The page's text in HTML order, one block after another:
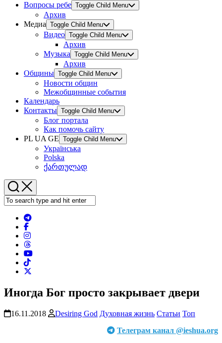
Вопросы ребе Toggle Child Menu
Архив
Медиа Toggle Child Menu
Видео Toggle Child Menu
Архив
Музыка Toggle Child Menu
Архив
Общины Toggle Child Menu
Новости общин
Межобщинные события
Календарь
Контакты Toggle Child Menu
Блог портала
Как помочь сайту
PL UA GE Toggle Child Menu
Українська
Polska
ქართულად
Иногда Бог просто закрывает двери
16.11.2018 Desiring God Духовная жизнь Статьи Топ
Телеграм канал @ieshua.org